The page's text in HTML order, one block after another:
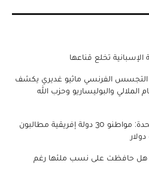
الإسبانية تخلع قناعها
التجسس الفرنسي ماثيو غديري يكشف
والبوليساريو وحزب الله
تأشيرة الدخول للولايات المتحدة: مواطنو 30 دولة إفريقية مطالبون
هل حافظت على نسب ملئها رغم